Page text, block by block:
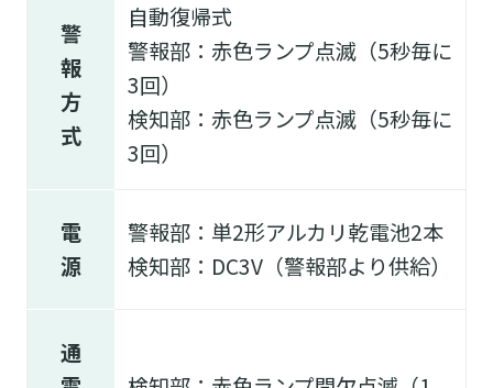
警
報
方
式
自動復帰式
警報部：赤色ランプ点滅（5秒毎に
3回）
検知部：赤色ランプ点滅（5秒毎に
3回）
電
源
警報部：単2形アルカリ乾電池2本
検知部：DC3V（警報部より供給）
通